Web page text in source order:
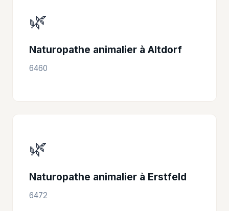
🌿
Naturopathe animalier à Altdorf
6460
🌿
Naturopathe animalier à Erstfeld
6472